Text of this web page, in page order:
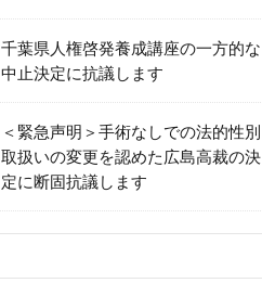
千葉県人権啓発養成講座の一方的な
中止決定に抗議します
＜緊急声明＞手術なしでの法的性別
取扱いの変更を認めた広島高裁の決
定に断固抗議します